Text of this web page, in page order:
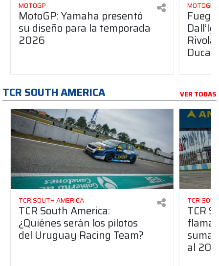
MOTOGP
MotoGP: Yamaha presentó
su diseño para la temporada
2026
MOTOGP
Ducati
TCR SOUTH AMERICA VER TODAS
TCR SOUTH AMERICA
TCR South America:
¿Quiénes serán los pilotos
del Uruguay Racing Team?
TCR
TCR
suma
al